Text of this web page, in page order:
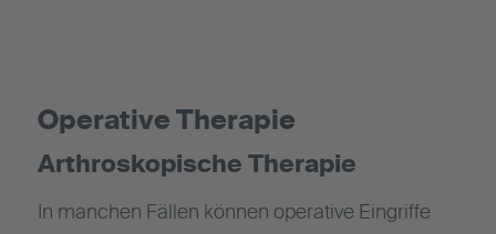
Operative Therapie
Arthroskopische Therapie
In manchen Fällen können operative Eingriffe